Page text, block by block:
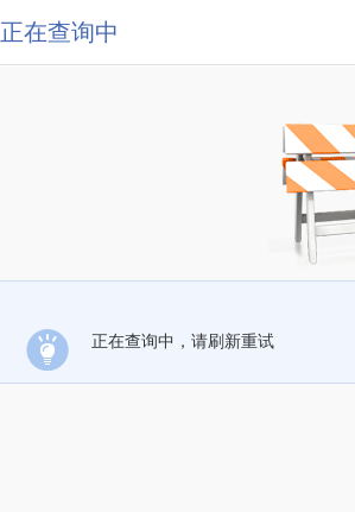
正在查询中
正在查询中，请刷新重试